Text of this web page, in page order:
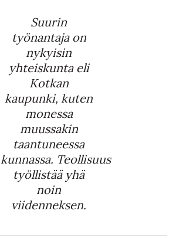
Suurin
työnantaja on
nykyisin
yhteiskunta eli
Kotkan
kaupunki, kuten
monessa
muussakin
taantuneessa
kunnassa. Teollisuus
työllistää yhä
noin
viidenneksen.